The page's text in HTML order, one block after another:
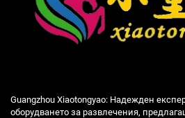
Guangzhou Xiaotongyao: Надежден
оборудването за развлечения,